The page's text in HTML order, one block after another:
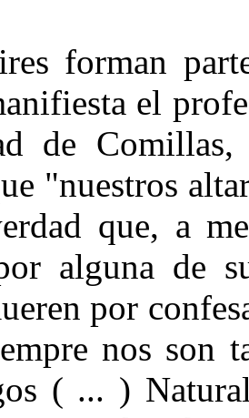
forman
el
de
"nuestros
que, a
alguna de
por
nos son
( ... )